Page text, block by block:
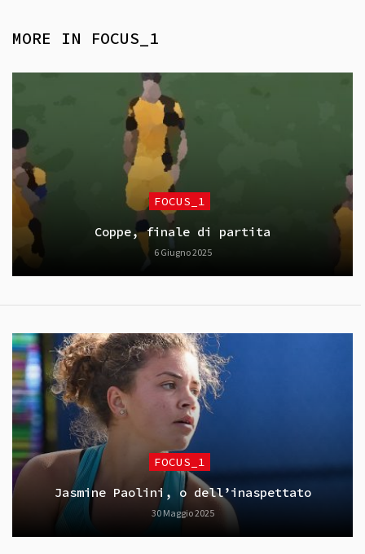
MORE IN FOCUS_1
FOCUS_1
Coppe, finale di partita
6 Giugno 2025
FOCUS_1
Jasmine Paolini, o dell’inaspettato
30 Maggio 2025